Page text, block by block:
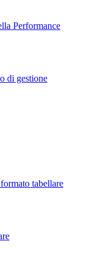
Performance
di gestione
tabellare